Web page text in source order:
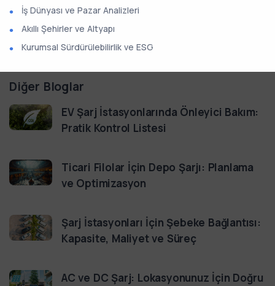
İş Dünyası ve Pazar Analizleri
Akıllı Şehirler ve Altyapı
Kurumsal Sürdürülebilirlik ve ESG
Diğer Bloglar
EV Şarj İstasyonlarında Önleyici Bakım:
Pratik Kontrol Listesi
Ticari Filolar İçin Depo Şarjı: Planlama
ve Optimizasyon
Şarj İstasyonları İçin Şebeke Bağlantısı:
Kapasite, Maliyet ve Süreç
AC ve DC Şarj: Lokasyonunuz İçin Doğru